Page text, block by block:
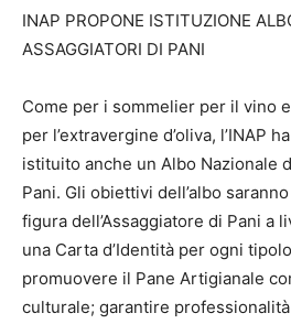
INAP PROPONE ISTITUZIONE
ASSAGGIATORI DI PANI
Come per i sommelier per il vino
per l’extravergine d’oliva, l’INAP
istituito anche un Albo Nazionale
Pani. Gli obiettivi dell’albo
figura dell’Assaggiatore di Pani a
una Carta d’Identità per ogni
promuovere il Pane Artigianale
culturale; garantire